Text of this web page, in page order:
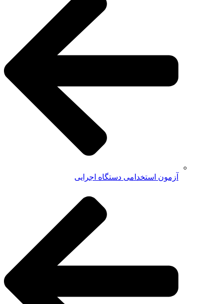
آزمون استخدامی دستگاه اجرایی